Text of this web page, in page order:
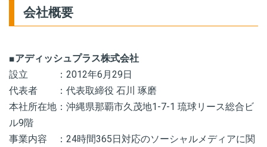
会社概要
■アディッシュプラス株式会社
設立 ：2012年6月29日
代表者 ：代表取締役 石川 琢磨
本社所在地：沖縄県那覇市久茂地1-7-1 琉球リース総合ビ
ル9階
事業内容 ：24時間365日対応のソーシャルメディアに関